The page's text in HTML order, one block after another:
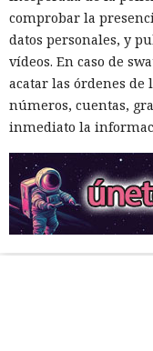
comprobar la
datos personales, y
vídeos. En caso de
acatar las órdenes
números, cuentas,
inmediato la